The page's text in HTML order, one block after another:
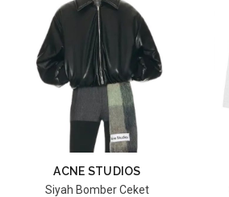
ACNE STUDIOS
Siyah Bomber Ceket